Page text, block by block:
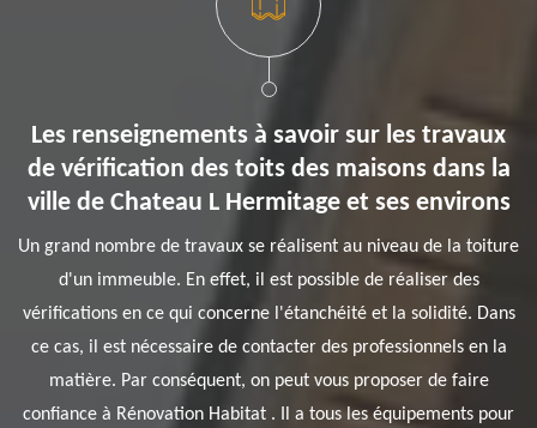
Les renseignements à savoir sur les travaux
de vérification des toits des maisons dans la
ville de Chateau L Hermitage et ses environs
Un grand nombre de travaux se réalisent au niveau de la toiture
d'un immeuble. En effet, il est possible de réaliser des
vérifications en ce qui concerne l'étanchéité et la solidité. Dans
ce cas, il est nécessaire de contacter des professionnels en la
matière. Par conséquent, on peut vous proposer de faire
confiance à Rénovation Habitat . Il a tous les équipements pour